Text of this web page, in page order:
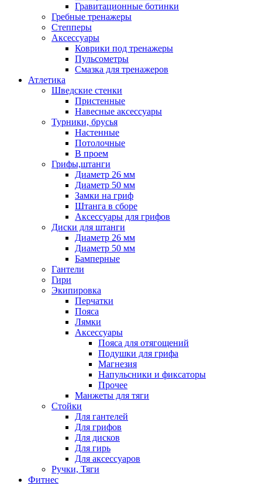
Гравитационные ботинки
Гребные тренажеры
Степперы
Аксессуары
Коврики под тренажеры
Пульсометры
Смазка для тренажеров
Атлетика
Шведские стенки
Пристенные
Навесные аксессуары
Турники, брусья
Настенные
Потолочные
В проем
Грифы,штанги
Диаметр 26 мм
Диаметр 50 мм
Замки на гриф
Штанга в сборе
Аксессуары для грифов
Диски для штанги
Диаметр 26 мм
Диаметр 50 мм
Бамперные
Гантели
Гири
Экипировка
Перчатки
Пояса
Лямки
Аксессуары
Пояса для отягощений
Подушки для грифа
Магнезия
Напульсники и фиксаторы
Прочее
Манжеты для тяги
Стойки
Для гантелей
Для грифов
Для дисков
Для гирь
Для аксессуаров
Ручки, Тяги
Фитнес